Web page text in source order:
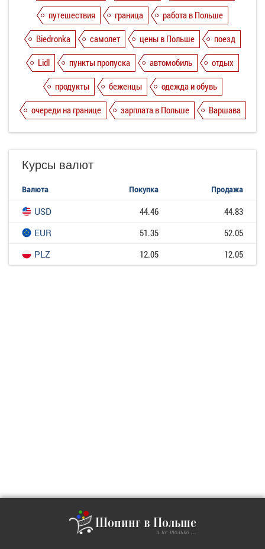
путешествия
граница
работа в Польше
Biedronka
самолет цены в Польше
поезд
Lidl
пункты пропуска автомобиль
отдых
продукты
беженцы
одежда и обувь
очереди на границе
зарплата в Польше Варшава
Курсы валют
Валюта Покупка Продажа
USD 44.46
44.83
EUR
51.35
52.05
PLZ
12.05 12.05
Шопинг в Польше
и не только ...